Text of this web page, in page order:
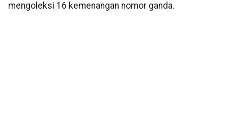
mengoleksi 16 kemenangan nomor ganda.